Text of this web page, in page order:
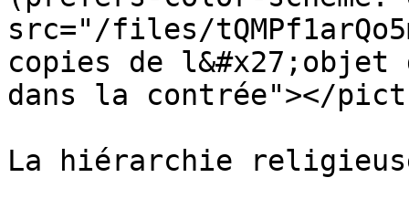
src="/files/
copies de
dans la contrée"></
La hiérarchie